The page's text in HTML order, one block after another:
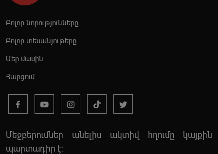
Բոլոր նորությունները
Բոլոր տեսանյութերը
Մեր մասին
Հարցում
Մեջբերումներ անելիս ակտիվ հղումը կայքին
պարտադիր է: